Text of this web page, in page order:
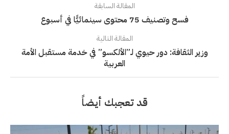
المقالة السابقة
فسح وتصنيف 75 محتوى سينمائيًّا في أسبوع
المقالة التالية
وزير الثقافة: دور حيوي لـ”الألكسو” في خدمة مستقبل الأمة
العربية
قد تعجبك أيضاً